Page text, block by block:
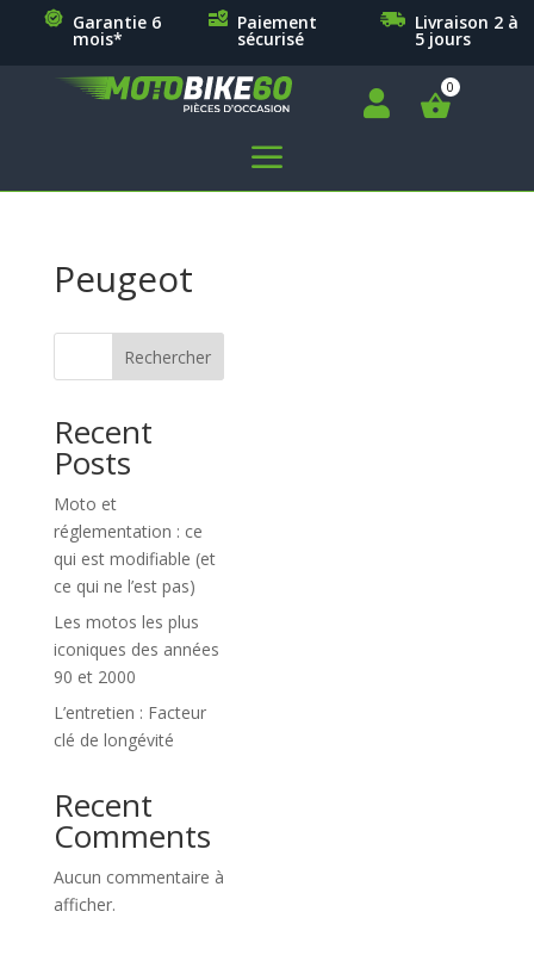
Garantie 6
mois*
Paiement
sécurisé
Livraison 2 à
5 jours

a
Peugeot
Rechercher
Recent
Posts
Moto et
réglementation : ce
qui est modifiable (et
ce qui ne l’est pas)
Les motos les plus
iconiques des années
90 et 2000
L’entretien : Facteur
clé de longévité
Recent
Comments
Aucun commentaire à
afficher.